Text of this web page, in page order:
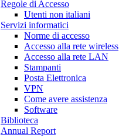
Regole di Accesso
Utenti non italiani
Servizi informatici
Norme di accesso
Accesso alla rete wireless
Accesso alla rete LAN
Stampanti
Posta Elettronica
VPN
Come avere assistenza
Software
Biblioteca
Annual Report